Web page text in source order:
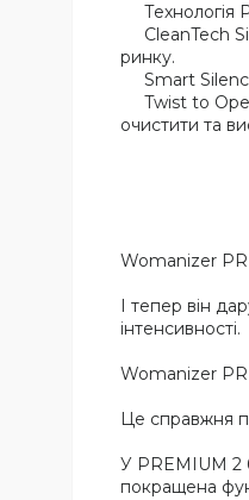
Технологія
CleanTech
ринку.
Smart
Twist to
очистити та
Womanizer
І тепер він
інтенсивності.
Womanizer
Це справжня
У PREMIUM 2
покращена